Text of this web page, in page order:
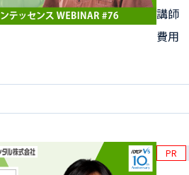
講師
費用
PR